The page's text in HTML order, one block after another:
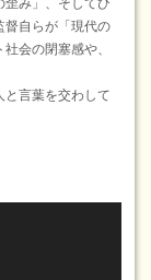
歪み」、そしてひ
督自らが「現代の
会の閉塞感や、
と言葉を交わして